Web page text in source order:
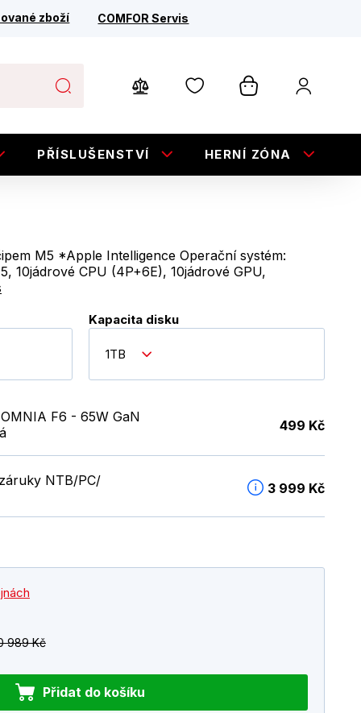
zboží COMFOR Servis
PŘÍSLUŠENSTVÍ HERNÍ ZÓNA
M5 *Apple Intelligence Operační systém:
10jádrové CPU (4P+6E), 10jádrové GPU,
Kapacita disku
1TB
F6 - 65W GaN
499 Kč
NTB/PC/ 3 999 Kč
989 Kč
Přidat do košíku